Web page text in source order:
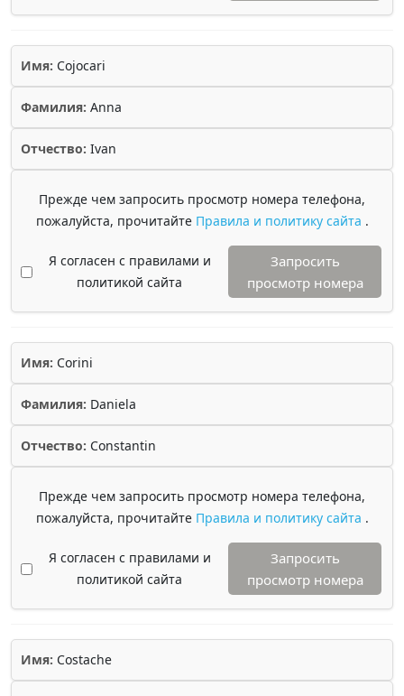
Имя: Cojocari
Фамилия: Anna
Отчество: Ivan
Прежде чем запросить просмотр номера телефона,
пожалуйста, прочитайте Правила и политику сайта .
Я согласен с правилами и
политикой сайта
Запросить
просмотр номера
Имя: Corini
Фамилия: Daniela
Отчество: Constantin
Прежде чем запросить просмотр номера телефона,
пожалуйста, прочитайте Правила и политику сайта .
Я согласен с правилами и
политикой сайта
Запросить
просмотр номера
Имя: Costache